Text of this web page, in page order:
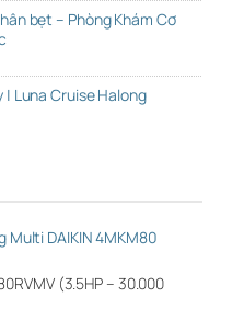
bẹt – Phòng Khám Cơ
Luna Cruise Halong
Multi DAIKIN 4MKM80
(3.5HP – 30.000